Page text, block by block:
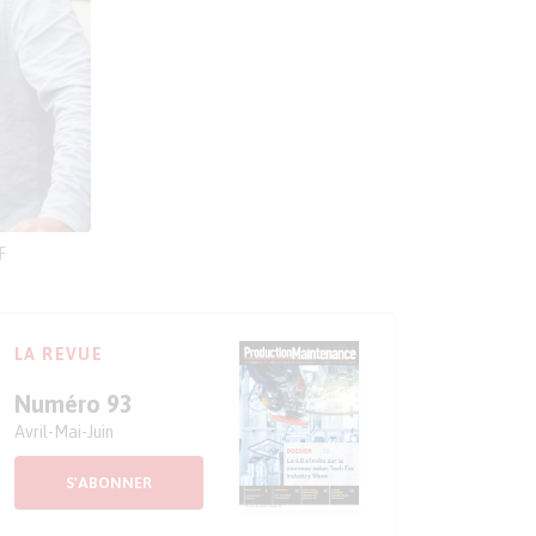
LA REVUE
Numéro 93
Avril-Mai-Juin
S'ABONNER